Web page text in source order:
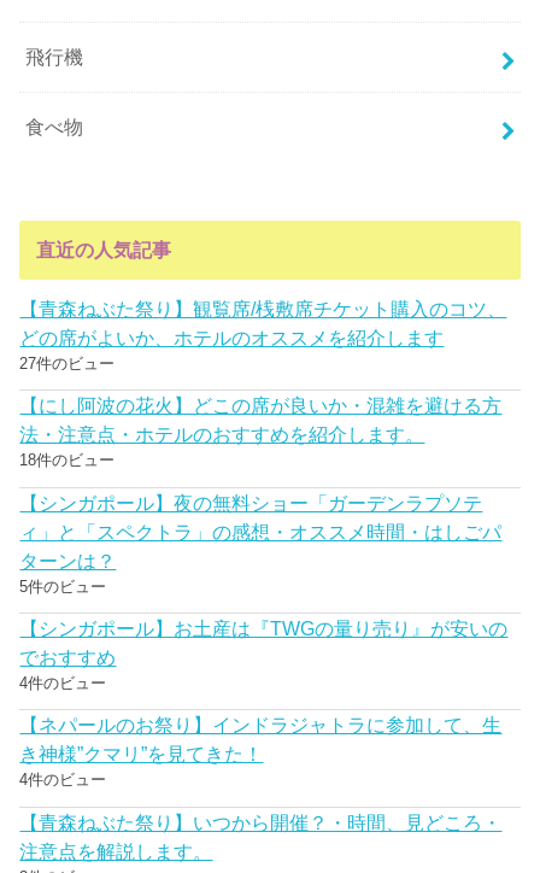
飛行機
食べ物
直近の人気記事
【青森ねぶた祭り】観覧席/桟敷席チケット購入のコツ、
どの席がよいか、ホテルのオススメを紹介します
27件のビュー
【にし阿波の花火】どこの席が良いか・混雑を避ける方
法・注意点・ホテルのおすすめを紹介します。
18件のビュー
【シンガポール】夜の無料ショー「ガーデンラプソテ
ィ」と「スペクトラ」の感想・オススメ時間・はしごパ
ターンは？
5件のビュー
【シンガポール】お土産は『TWGの量り売り』が安いの
でおすすめ
4件のビュー
【ネパールのお祭り】インドラジャトラに参加して、生
き神様”クマリ”を見てきた！
4件のビュー
【青森ねぶた祭り】いつから開催？・時間、見どころ・
注意点を解説します。